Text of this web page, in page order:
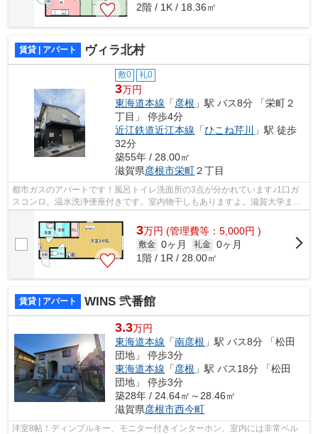
2階 / 1K / 18.36㎡
賃貸 | アパート ヴィラ北村
敷0 礼0
3万円
東海道本線 「彦根 」駅 バス8分 「栄町２
丁目」 停歩4分
近江鉄道近江本線 「ひこね芹川
」駅 徒歩
32分
築55年 / 28.00㎡
滋賀県彦根市栄町２丁目
都市ガスのアパートです！風呂トイレ洗面所の3点が分かれています♪1口ガ
スコンロ。温水洗浄便座付きです。室内物干しもありますよ。滋賀大学まで
徒歩9分です
3万円 (管理費等：5,000円 )
敷金 0ヶ月 礼金 0ヶ月
1階 / 1R / 28.00㎡
賃貸 | アパート WINS 弐番館
3.3万円
東海道本線 「南彦根 」駅 バス8分 「松田
団地」 停歩3分
東海道本線 「彦根 」駅 バス18分 「松田
団地」 停歩3分
築28年 / 24.64㎡～28.46㎡
滋賀県彦根市西今町
洋室8帖！ディンプルキー、モニター付きインターホン、室内には非常ベル